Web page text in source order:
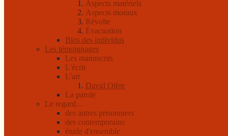
Aspects matériels
Aspects moraux
Révolte
Évacuation
Bios des individus
Les témoignages
Les manuscrits
L'écrit
L'art
David Olère
La parole
Le regard...
des autres prisonniers
des contemporains
étude d'ensemble